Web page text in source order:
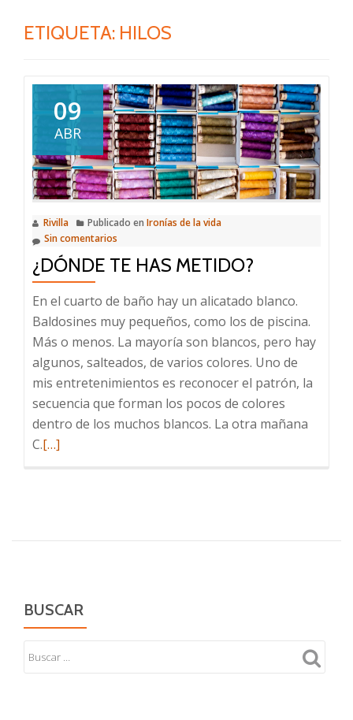
ETIQUETA: HILOS
09
ABR
Rivilla Publicado en Ironías de la vida
Sin comentarios
¿DÓNDE TE HAS METIDO?
En el cuarto de baño hay un alicatado blanco.
Baldosines muy pequeños, como los de piscina.
Más o menos. La mayoría son blancos, pero hay
algunos, salteados, de varios colores. Uno de
mis entretenimientos es reconocer el patrón, la
secuencia que forman los pocos de colores
dentro de los muchos blancos. La otra mañana
C.Leer
has
[…]
BUSCAR